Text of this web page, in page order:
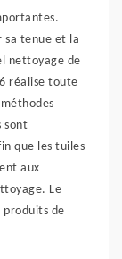
sa tenue et la
nettoyage de
réalise toute
sont
que les tuiles
aux
Le
de